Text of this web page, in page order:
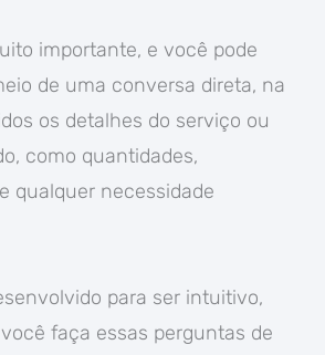
importante, e você pode
de uma conversa direta, na
os detalhes do serviço ou
como quantidades,
qualquer necessidade
para ser intuitivo,
faça essas perguntas de